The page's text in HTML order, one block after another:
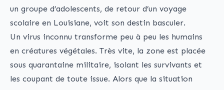
un groupe d’adolescents, de retour d’un voyage
scolaire en Louisiane, voit son destin basculer.
Un virus inconnu transforme peu à peu les humains
en créatures végétales. Très vite, la zone est placée
sous quarantaine militaire, isolant les survivants et
les coupant de toute issue. Alors que la situation